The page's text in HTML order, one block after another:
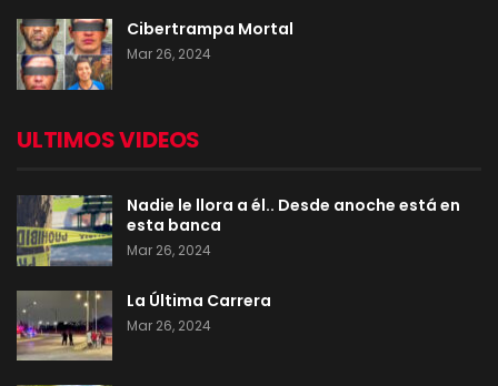
Cibertrampa Mortal
Mar 26, 2024
ULTIMOS VIDEOS
Nadie le llora a él.. Desde anoche está en
esta banca
Mar 26, 2024
La Última Carrera
Mar 26, 2024